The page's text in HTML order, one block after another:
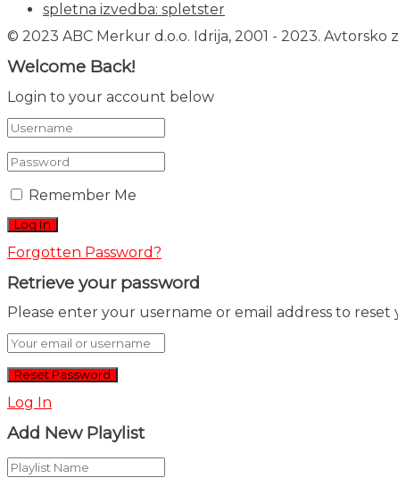
spletna izvedba: spletster
© 2023 ABC Merkur d.o.o. Idrija, 2001 - 2023. Avtorsko
Welcome Back!
Login to your account below
Remember Me
Forgotten Password?
Retrieve your password
Please enter your username or email address to reset
Log In
Add New Playlist